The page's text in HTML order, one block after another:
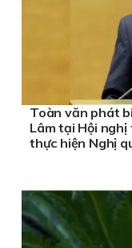
Toàn văn phát
Lâm tại Hội
thực hiện Nghị